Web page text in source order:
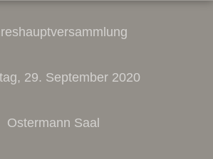
29. September 2020
Ostermann Saal